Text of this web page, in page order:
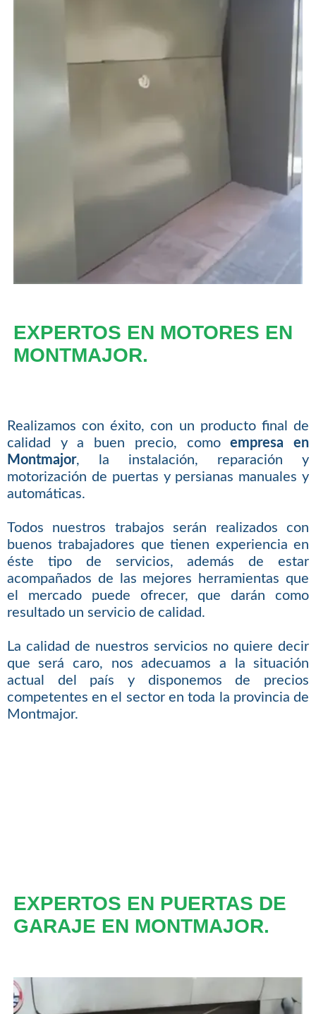
EXPERTOS EN MOTORES EN
MONTMAJOR.
Realizamos con éxito, con un producto final de
calidad y a buen precio, comoempresa en
Montmajor, la instalación, reparación y
motorización de puertas y persianas manuales y
automáticas.
Todos nuestros trabajos serán realizados con
buenos trabajadores que tienen experiencia en
éste tipo de servicios, además de estar
acompañados de las mejores herramientas que
el mercado puede ofrecer, que darán como
resultado un servicio de calidad.
La calidad de nuestros servicios no quiere decir
que será caro, nos adecuamos a la situación
actual del país y disponemos de precios
competentes en el sector en toda la provincia de
Montmajor.
EXPERTOS EN PUERTAS DE
GARAJE EN MONTMAJOR.